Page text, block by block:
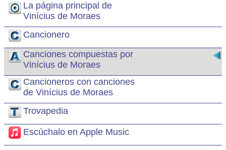
La página principal de
Vinícius de Moraes
Cancionero
Canciones compuestas por
Vinícius de Moraes
Cancioneros con canciones
de Vinícius de Moraes
Trovapedia
Escúchalo en Apple Music